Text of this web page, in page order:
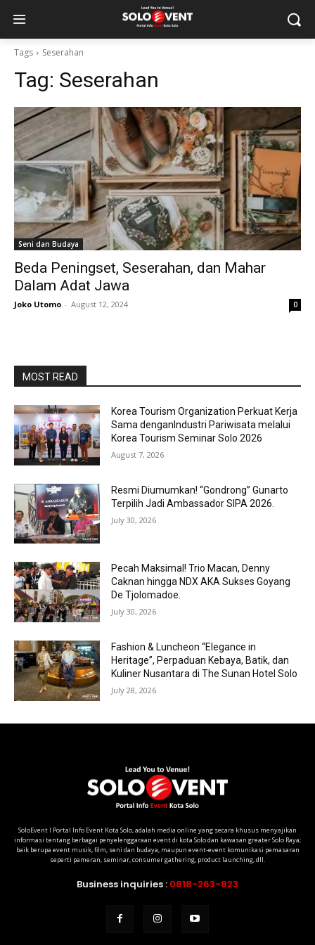
Tags Seserahan
Tag: Seserahan
Seni dan Budaya
Beda Peningset, Seserahan, dan Mahar
Dalam Adat Jawa
Joko Utomo - August 12, 2024 0
MOST READ
Korea Tourism Organization Perkuat Kerja
Sama denganIndustri Pariwisata melalui
Korea Tourism Seminar Solo 2026
August 7, 2026
Resmi Diumumkan! “Gondrong” Gunarto
Terpilih Jadi Ambassador SIPA 2026.
July 30, 2026
Pecah Maksimal! Trio Macan, Denny
Caknan hingga NDX AKA Sukses Goyang
De Tjolomadoe.
July 30, 2026
Fashion & Luncheon “Elegance in
Heritage”, Perpaduan Kebaya, Batik, dan
Kuliner Nusantara di The Sunan Hotel Solo
July 28, 2026
SoloEvent I Portal Info Event Kota Solo, adalah media online yang secara khusus menyajikan
informasi tentang berbagai penyelenggaraan event di kota Solo dan kawasan greater Solo Raya;
baik berupa event musik, film, seni dan budaya, maupun event-event komunikasi pemasaran
seperti pameran, seminar, consumer gathering, product launching, dll.
Business inquiries : 0818-263-823